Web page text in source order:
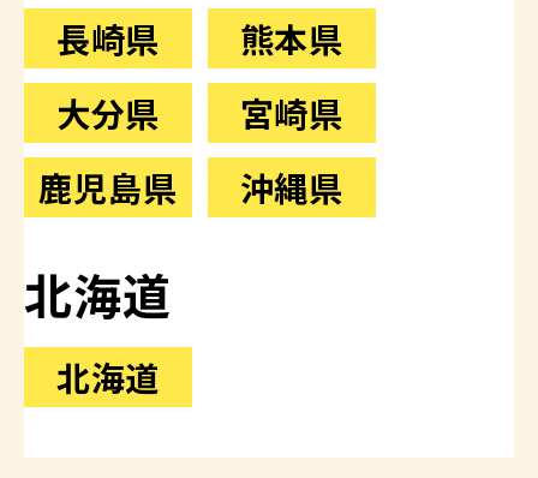
長崎県
熊本県
大分県
宮崎県
鹿児島県
沖縄県
北海道
北海道